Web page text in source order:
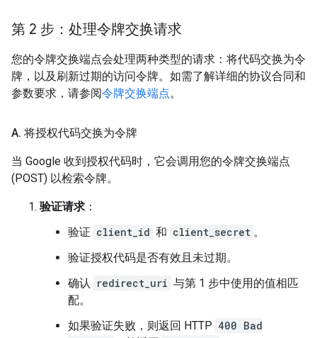
第 2 步：处理令牌交换请求
您的令牌交换端点会处理两种类型的请求：将代码交换为令
牌，以及刷新过期的访问令牌。如需了解详细的协议合同和
参数要求，请参阅令牌交换端点。
A. 将授权代码交换为令牌
当 Google 收到授权代码时，它会调用您的令牌交换端点
(POST) 以检索令牌。
验证请求 ：
验证 client_id 和 client_secret 。
验证授权代码是否有效且未过期。
确认
redirect_uri 与第 1 步中使用的值相匹
配。
如果验证失败，则返回 HTTP 400 Bad